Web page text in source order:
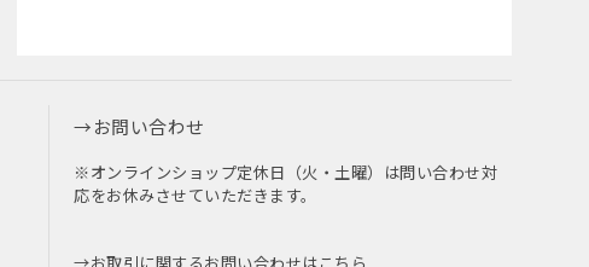
お問い合わせ
※オンラインショップ定休日（火・土曜）は問い合わせ対
応をお休みさせていただきます。
お取引に関するお問い合わせはこちら